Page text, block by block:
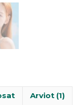
Arviot (1)